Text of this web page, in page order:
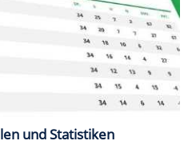
und Statistiken